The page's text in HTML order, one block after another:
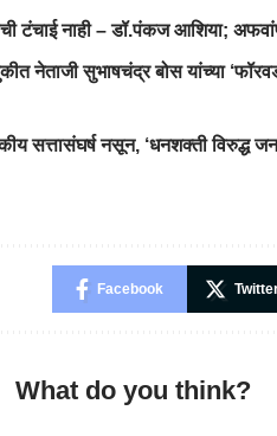
नाही – डॉ.पंकज आशिया;
नेताजी सुभाषचंद्र बोस यांच्या
नसून, ‘धनशक्ती विरुद्ध
Facebook
What do you think?